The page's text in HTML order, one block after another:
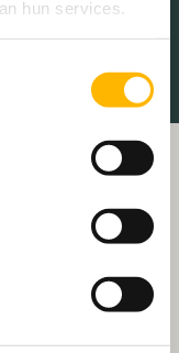
hun services.